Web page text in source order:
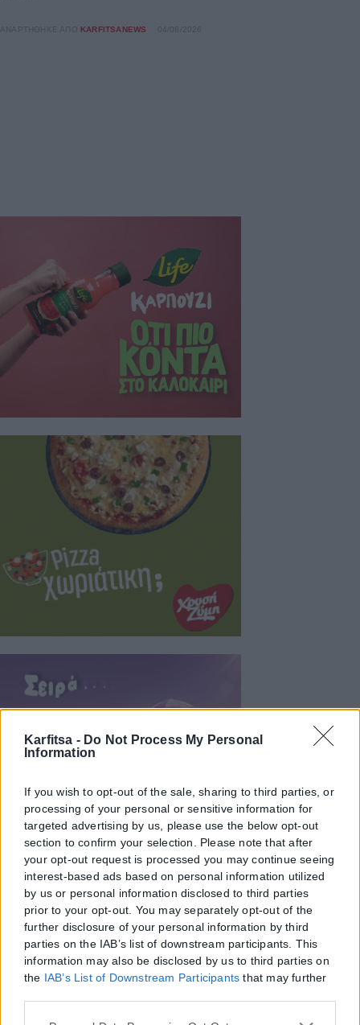
Karfitsa - Do Not Process My Personal
Information
If you wish to opt-out of the sale, sharing to third parties, or
processing of your personal or sensitive information for
targeted advertising by us, please use the below opt-out
section to confirm your selection. Please note that after
your opt-out request is processed you may continue seeing
interest-based ads based on personal information utilized
by us or personal information disclosed to third parties
prior to your opt-out. You may separately opt-out of the
further disclosure of your personal information by third
parties on the IAB’s list of downstream participants. This
information may also be disclosed by us to third parties on
the IAB’s List of Downstream Participants that may further
ΑΝΑΡΤΉΘΗΚΕ ΑΠΌ KARFITSANEWS